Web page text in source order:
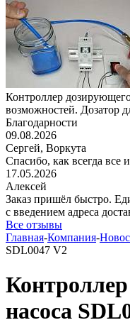
Контроллер
возможностей. Дозатор
Благодарности
09.08.2026
Сергей, Воркута
Спасибо, как всегда все
17.05.2026
Алексей
Заказ пришёл быстро.
с введением адреса
Все отзывы
Главная-Компания-
SDL0047 V2
насоса